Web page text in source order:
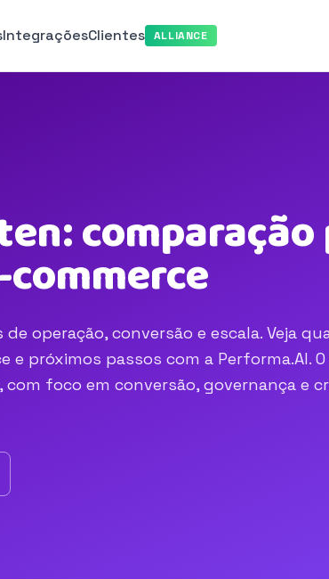
IntegraçõesClientes ALLIANCE
operação, conversão e escala. Veja
e próximos passos com a Performa.AI.
foco em conversão, governança e